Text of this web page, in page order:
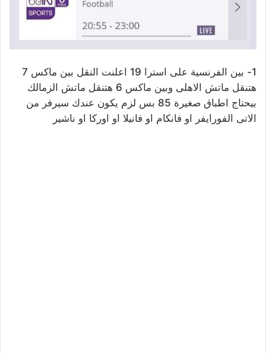
1- بين الفرنسية على استرا 19 اعلنت النقل بين ماكس 7
هتنقل ماتش الاهلى وبين ماكس 6 هتنقل ماتش الزمالك
بيحتاج اطباق صغيرة 85 بس لزم يكون عندك سيرفر من
الاتى الفورايفر او فانكام او فانيلا او اوركا او ناشير